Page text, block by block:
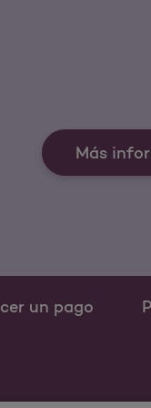
Más
un pago